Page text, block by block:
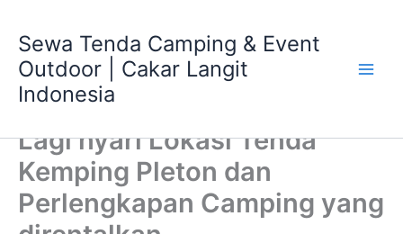
content
Sewa Tenda Camping & Event
Outdoor | Cakar Langit
Indonesia
Lagi nyari Lokasi Tenda
Kemping Pleton dan
Perlengkapan Camping yang